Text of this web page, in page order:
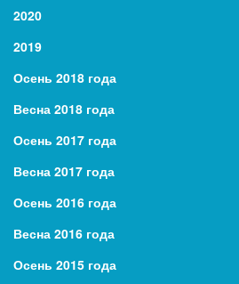
2020
2019
Осень 2018 года
Весна 2018 года
Осень 2017 года
Весна 2017 года
Осень 2016 года
Весна 2016 года
Осень 2015 года